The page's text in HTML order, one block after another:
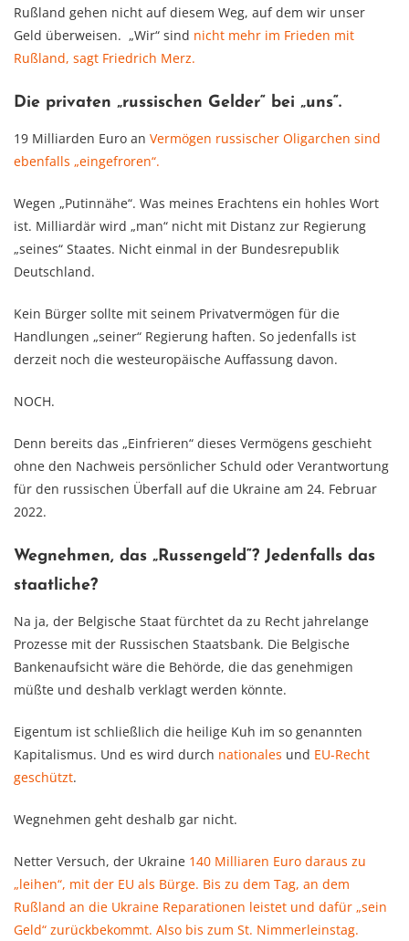
Rußland gehen nicht auf diesem Weg, auf dem wir unser
Geld überweisen. „Wir“ sind nicht mehr im Frieden mit
Rußland, sagt Friedrich Merz.
Die privaten „russischen Gelder“ bei „uns“.
19 Milliarden Euro an Vermögen russischer Oligarchen sind
ebenfalls „eingefroren“.
Wegen „Putinnähe“. Was meines Erachtens ein hohles Wort
ist. Milliardär wird „man“ nicht mit Distanz zur Regierung
„seines“ Staates. Nicht einmal in der Bundesrepublik
Deutschland.
Kein Bürger sollte mit seinem Privatvermögen für die
Handlungen „seiner“ Regierung haften. So jedenfalls ist
derzeit noch die westeuropäische Auffassung davon.
NOCH.
Denn bereits das „Einfrieren“ dieses Vermögens geschieht
ohne den Nachweis persönlicher Schuld oder Verantwortung
für den russischen Überfall auf die Ukraine am 24. Februar
2022.
Wegnehmen, das „Russengeld“? Jedenfalls das
staatliche?
Na ja, der Belgische Staat fürchtet da zu Recht jahrelange
Prozesse mit der Russischen Staatsbank. Die Belgische
Bankenaufsicht wäre die Behörde, die das genehmigen
müßte und deshalb verklagt werden könnte.
Eigentum ist schließlich die heilige Kuh im so genannten
Kapitalismus. Und es wird durch nationales und EU-Recht
geschützt.
Wegnehmen geht deshalb gar nicht.
Netter Versuch, der Ukraine 140 Milliaren Euro daraus zu
„leihen“, mit der EU als Bürge. Bis zu dem Tag, an dem
Rußland an die Ukraine Reparationen leistet und dafür „sein
Geld“ zurückbekommt. Also bis zum St. Nimmerleinstag.